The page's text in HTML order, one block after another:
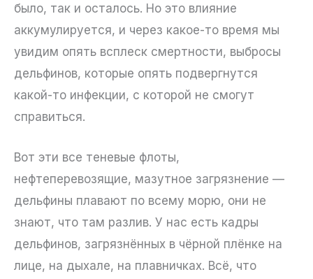
было, так и осталось. Но это влияние
аккумулируется, и через какое-то время мы
увидим опять всплеск смертности, выбросы
дельфинов, которые опять подвергнутся
какой-то инфекции, с которой не смогут
справиться.
Вот эти все теневые флоты,
нефтеперевозящие, мазутное загрязнение —
дельфины плавают по всему морю, они не
знают, что там разлив. У нас есть кадры
дельфинов, загрязнённых в чёрной плёнке на
лице, на дыхале, на плавничках. Всё, что